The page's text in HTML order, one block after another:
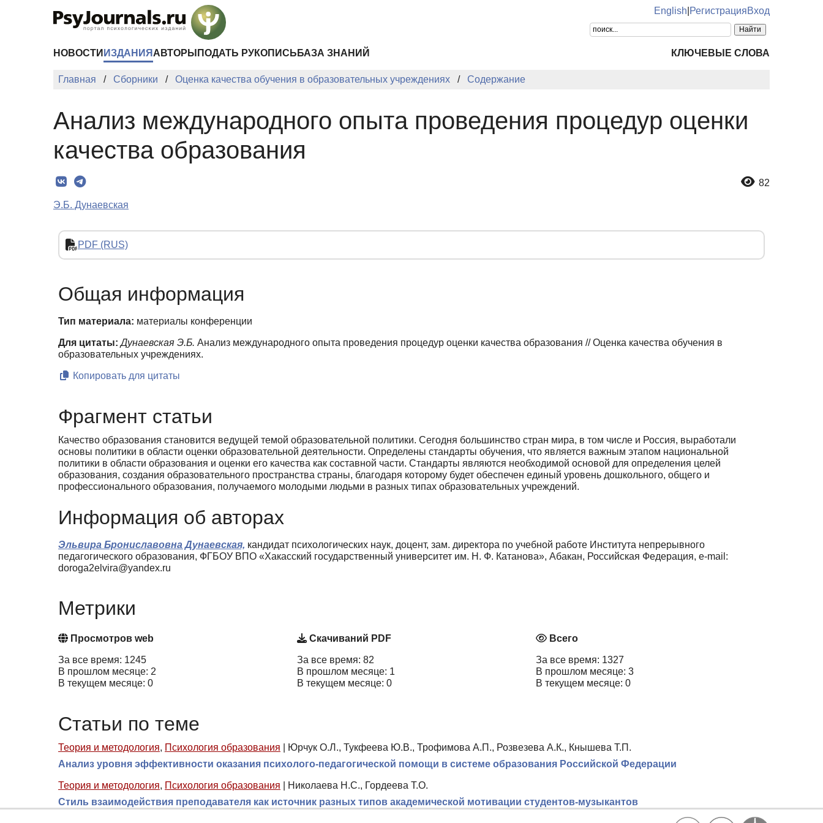
English РегистрацияВход
НОВОСТИ ИЗДАНИЯ АВТОРЫ ПОДАТЬ РУКОПИСЬ БАЗА ЗНАНИЙ КЛЮЧЕВЫЕ СЛОВА
Главная Сборники Оценка качества обучения в образовательных учреждениях Содержание
Анализ международного опыта проведения процедур оценки
качества образования
82
Э.Б. Дунаевская
PDF (RUS)
Общая информация
Тип материала: материалы конференции
Для цитаты: Дунаевская Э.Б. Анализ международного опыта проведения процедур оценки качества образования // Оценка качества обучения в
образовательных учреждениях.
Копировать для цитаты
Фрагмент статьи
Качество образования становится ведущей темой образовательной политики. Сегодня большинство стран мира, в том числе и Россия, выработали
основы политики в области оценки образовательной деятельности. Определены стандарты обучения, что является важным этапом национальной
политики в области образования и оценки его качества как составной части. Стандарты являются необходимой основой для определения целей
образования, создания образовательного пространства страны, благодаря которому будет обеспечен единый уровень дошкольного, общего и
профессионального образования, получаемого молодыми людьми в разных типах образовательных учреждений.
Информация об авторах
Эльвира Брониславовна Дунаевская, кандидат психологических наук, доцент, зам. директора по учебной работе Института непрерывного
педагогического образования, ФГБОУ ВПО «Хакасский государственный университет им. Н. Ф. Катанова», Абакан, Российская Федерация, e-mail:
doroga2elvira@yandex.ru
Метрики
Просмотров web
За все время: 1245
В прошлом месяце: 2
В текущем месяце: 0
Скачиваний PDF
За все время: 82
В прошлом месяце: 1
В текущем месяце: 0
Всего
За все время: 1327
В прошлом месяце: 3
В текущем месяце: 0
Статьи по теме
Теория и методология, Психология образования
Юрчук О.Л., Тукфеева Ю.В., Трофимова А.П., Розвезева А.К., Кнышева Т.П.
Анализ уровня эффективности оказания психолого-педагогической помощи в системе образования Российской Федерации
Теория и методология, Психология образования
Николаева Н.С., Гордеева Т.О.
Стиль взаимодействия преподавателя как источник разных типов академической мотивации студентов-музыкантов